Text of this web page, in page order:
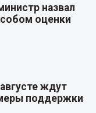
назвал
оценки
ждут
поддержки